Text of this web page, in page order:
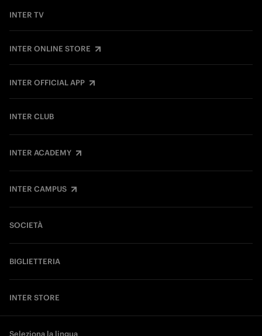
INTER TV
INTER ONLINE STORE
INTER OFFICIAL APP
INTER CLUB
INTER ACADEMY
INTER CAMPUS
SOCIETÀ
BIGLIETTERIA
INTER STORE
Seleziona la lingua